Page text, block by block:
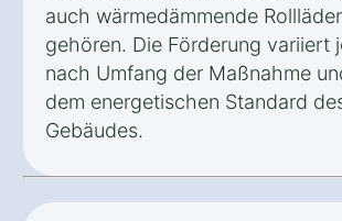
auch wärmedämmende
gehören. Die Förderung variiert
nach Umfang der Maßnahme
dem energetischen Standard
Gebäudes.